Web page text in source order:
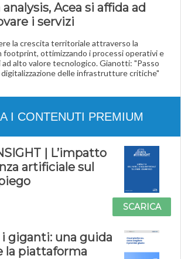
Acea si affida ad
i servizi
la crescita territoriale attraverso la
footprint, ottimizzando i processi operativi e
ad alto valore tecnologico. Gianotti: "Passo
delle infrastrutture critiche"
I CONTENUTI PREMIUM
| L’impatto
artificiale sul
SCARICA
giganti: una guida
la piattaforma